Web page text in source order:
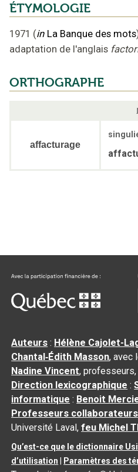
ÉTYMOLOGIE
1971 (in La Banque des mots
adaptation de l'anglais
ORTHOGRAPHE
affacturage
Auteurs : Hélène Cajolet-
Chantal‑Édith Masson, avec
Nadine Vincent,
Direction lexicographique :
informatique : Benoit
Professeurs collaborateurs
Université Laval,feu Michel
Qu’est-ce que le dictionnaire
d’utilisation | Paramètres des